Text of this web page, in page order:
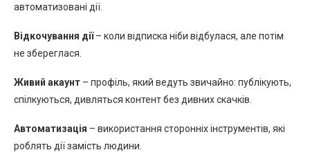
автоматизовані дії.
Відкочування дії– коли відписка ніби відбулася, але потім
не збереглася.
Живий акаунт – профіль, який ведуть звичайно: публікують,
спілкуються, дивляться контент без дивних скачків.
Автоматизація – використання сторонніх інструментів, які
роблять дії замість людини.